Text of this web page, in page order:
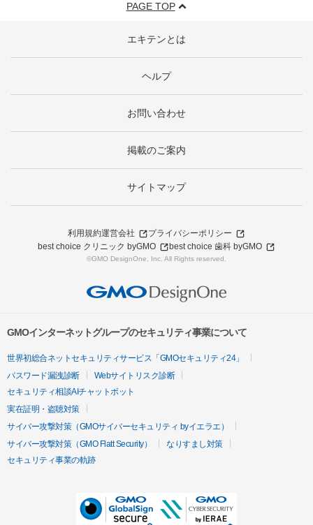
PAGE TOP
エキテンとは
ヘルプ
お問い合わせ
掲載のご案内
サイトマップ
利用規約運営会社
プライバシーポリシー
best choice クリニック byGMO
best choice 歯科 byGMO
©GMO DesignOne, Inc. All Rights reserved.
GMOインターネットグループのセキュリティ事業について
世界初総合ネットセキュリティサービス「GMOセキュリティ24」
パスワード漏洩診断
Webサイトリスク診断
セキュリティ相談AIチャットボット
実在証明・盗聴対策
サイバー攻撃対策（GMOサイバーセキュリティ byイエラエ）
サイバー攻撃対策（GMO Flatt Security）
なりすまし対策
セキュリティ事業の軌跡